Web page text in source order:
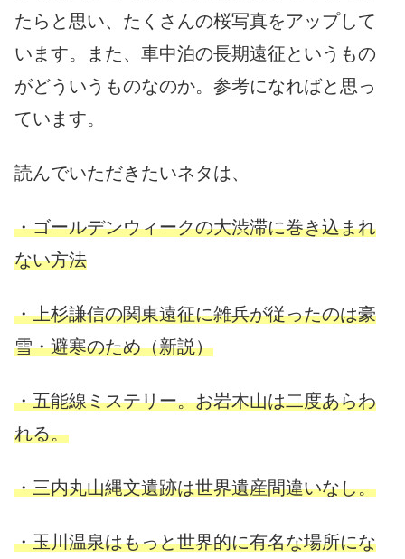
たらと思い、たくさんの桜写真をアップして
います。また、車中泊の長期遠征というもの
がどういうものなのか。参考になればと思っ
ています。
読んでいただきたいネタは、
・ゴールデンウィークの大渋滞に巻き込まれ
ない方法
・上杉謙信の関東遠征に雑兵が従ったのは豪
雪・避寒のため（新説）
・五能線ミステリー。お岩木山は二度あらわ
れる。
・三内丸山縄文遺跡は世界遺産間違いなし。
・玉川温泉はもっと世界的に有名な場所にな